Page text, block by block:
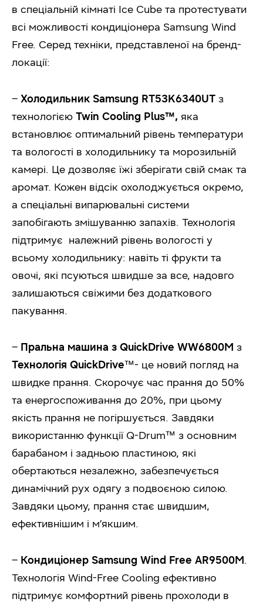
в спеціальній кімнаті Ice Cube та протестувати
всі можливості кондиціонера Samsung Wind
Free. Серед техніки, представленої на бренд-
локації:
– Холодильник Samsung RT53K6340UT з
технологією Twin Cooling Plus™, яка
встановлює оптимальний рівень температури
та вологості в холодильнику та морозильній
камері. Це дозволяє їжі зберігати свій смак та
аромат. Кожен відсік охолоджується окремо,
а спеціальні випарювальні системи
запобігають змішуванню запахів. Технологія
підтримує належний рівень вологості у
всьому холодильнику: навіть ті фрукти та
овочі, які псуються швидше за все, надовго
залишаються свіжими без додаткового
пакування.
– Пральна машина з QuickDrive WW6800M з
Технологія QuickDrive™- це новий погляд на
швидке прання. Скорочує час прання до 50%
та енергоспоживання до 20%, при цьому
якість прання не погіршується. Завдяки
використанню функції Q-Drum™ з основним
барабаном і задньою пластиною, які
обертаються незалежно, забезпечується
динамічний рух одягу з подвоєною силою.
Завдяки цьому, прання стає швидшим,
ефективнішим і м’якшим.
– Кондиціонер Samsung Wind Free AR9500M.
Технологія Wind-Free Cooling ефективно
підтримує комфортний рівень прохолоди в